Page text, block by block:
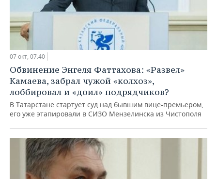
07 окт, 07:40
Обвинение Энгеля Фаттахова: «Развел»
Камаева, забрал чужой «колхоз»,
лоббировал и «доил» подрядчиков?
В Татарстане стартует суд над бывшим вице-премьером,
его уже этапировали в СИЗО Мензелинска из Чистополя